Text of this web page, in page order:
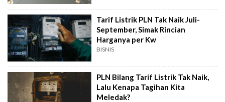
Tarif Listrik PLN Tak Naik Juli-
September, Simak Rincian
Harganya per Kw
BISNIS
PLN Bilang Tarif Listrik Tak Naik,
Lalu Kenapa Tagihan Kita
Meledak?